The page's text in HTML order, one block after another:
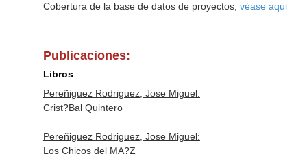
Cobertura de la base de datos de proyectos, véase aqui
Publicaciones:
Libros
Pereñiguez Rodriguez, Jose Miguel:
Crist?Bal Quintero
Pereñiguez Rodriguez, Jose Miguel:
Los Chicos del MA?Z